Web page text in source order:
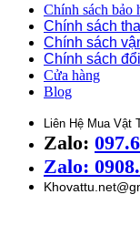
Chính sách bảo
Chính sách
Chính sách
Chính sách
Cửa hàng
Blog
Liên Hệ Mua Vật
Zalo:
Zalo: